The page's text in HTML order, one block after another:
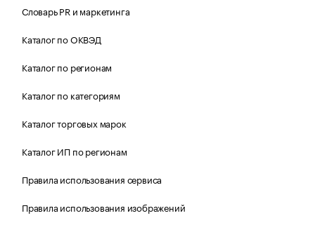
Словарь PR и маркетинга
Каталог по ОКВЭД
Каталог по регионам
Каталог по категориям
Каталог торговых марок
Каталог ИП по регионам
Правила использования сервиса
Правила использования изображений